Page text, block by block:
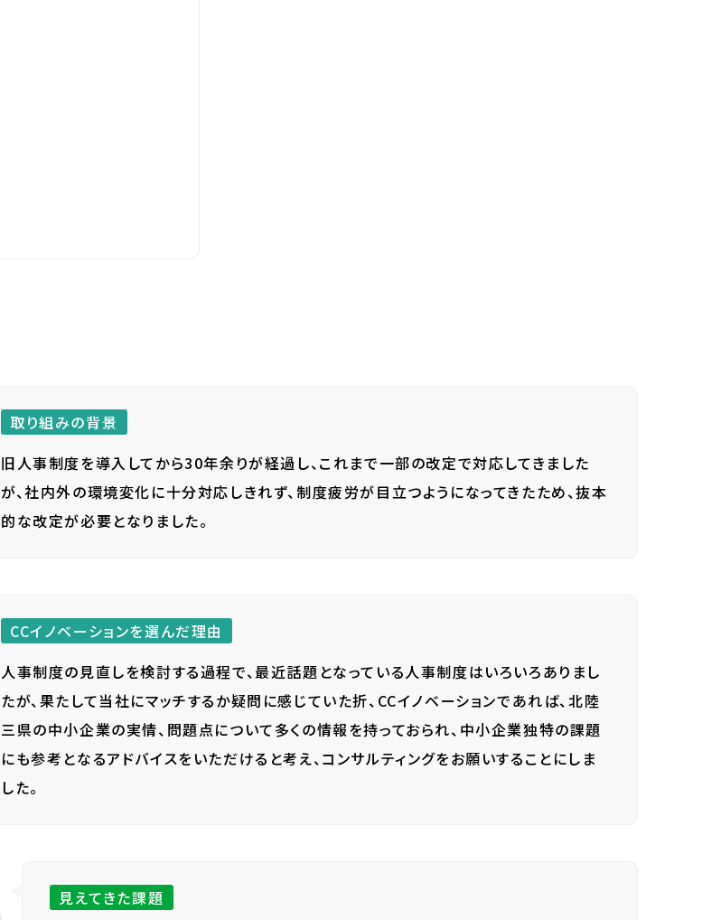
取り組みの背景
旧人事制度を導入してから30年余りが経過し、これまで一部の改定で対応してきました
が、社内外の環境変化に十分対応しきれず、制度疲労が目立つようになってきたため、抜本
的な改定が必要となりました。
CCイノベーションを選んだ理由
人事制度の見直しを検討する過程で、最近話題となっている人事制度はいろいろありまし
たが、果たして当社にマッチするか疑問に感じていた折、CCイノベーションであれば、北陸
三県の中小企業の実情、問題点について多くの情報を持っておられ、中小企業独特の課題
にも参考となるアドバイスをいただけると考え、コンサルティングをお願いすることにしま
した。
見えてきた課題